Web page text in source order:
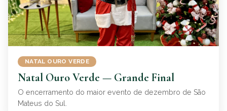
NATAL OURO VERDE
Natal Ouro Verde — Grande Final
O encerramento do maior evento de dezembro de São
Mateus do Sul.